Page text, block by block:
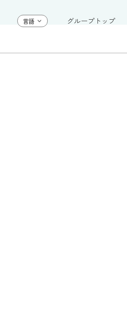
グループトップ